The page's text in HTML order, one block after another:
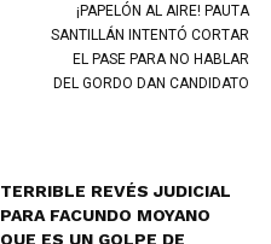
¡PAPELÓN AL AIRE! PAUTA
SANTILLÁN INTENTÓ CORTAR
EL PASE PARA NO HABLAR
DEL GORDO DAN CANDIDATO
TERRIBLE REVÉS JUDICIAL
PARA FACUNDO MOYANO
QUE ES UN GOLPE DE